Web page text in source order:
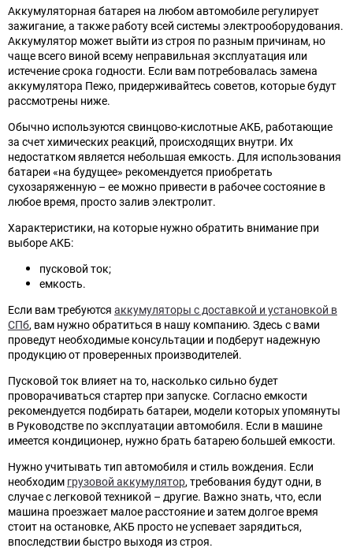
Аккумуляторная батарея на любом автомобиле регулирует
зажигание, а также работу всей системы электрооборудования.
Аккумулятор может выйти из строя по разным причинам, но
чаще всего виной всему неправильная эксплуатация или
истечение срока годности. Если вам потребовалась замена
аккумулятора Пежо, придерживайтесь советов, которые будут
рассмотрены ниже.
Обычно используются свинцово-кислотные АКБ, работающие
за счет химических реакций, происходящих внутри. Их
недостатком является небольшая емкость. Для использования
батареи «на будущее» рекомендуется приобретать
сухозаряженную – ее можно привести в рабочее состояние в
любое время, просто залив электролит.
Характеристики, на которые нужно обратить внимание при
выборе АКБ:
пусковой ток;
емкость.
Если вам требуются аккумуляторы с доставкой и установкой в
СПб, вам нужно обратиться в нашу компанию. Здесь с вами
проведут необходимые консультации и подберут надежную
продукцию от проверенных производителей.
Пусковой ток влияет на то, насколько сильно будет
проворачиваться стартер при запуске. Согласно емкости
рекомендуется подбирать батареи, модели которых упомянуты
в Руководстве по эксплуатации автомобиля. Если в машине
имеется кондиционер, нужно брать батарею большей емкости.
Нужно учитывать тип автомобиля и стиль вождения. Если
необходим грузовой аккумулятор, требования будут одни, в
случае с легковой техникой – другие. Важно знать, что, если
машина проезжает малое расстояние и затем долгое время
стоит на остановке, АКБ просто не успевает зарядиться,
впоследствии быстро выходя из строя.